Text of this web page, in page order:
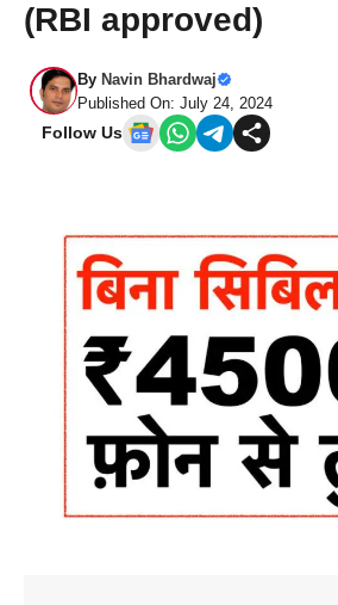
(RBI approved)
By Navin Bhardwaj
Published On: July 24, 2024
Follow Us